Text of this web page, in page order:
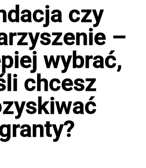
czy
–
wybrać,
chcesz